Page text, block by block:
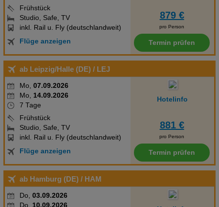
Frühstück
Studio, Safe, TV
inkl. Rail u. Fly (deutschlandweit)
Flüge anzeigen
879 €
pro Person
Termin prüfen
ab Leipzig/Halle (DE) / LEJ
Mo, 07.09.2026
Mo, 14.09.2026
7 Tage
Frühstück
Studio, Safe, TV
inkl. Rail u. Fly (deutschlandweit)
Flüge anzeigen
Hotelinfo
881 €
pro Person
Termin prüfen
ab Hamburg (DE) / HAM
Do, 03.09.2026
Do, 10.09.2026